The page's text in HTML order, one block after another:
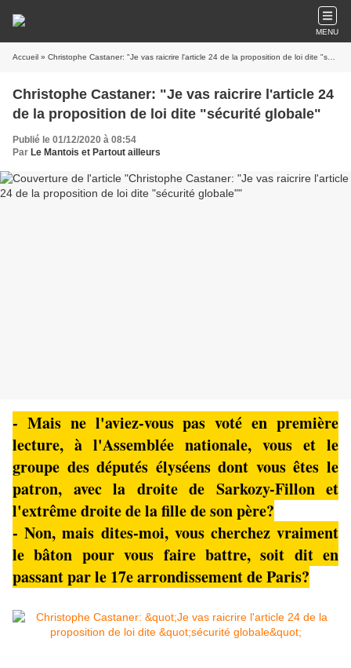
MENU
Accueil » Christophe Castaner: "Je vas raicrire l'article 24 de la proposition de loi dite "sécurité globale"
Christophe Castaner: "Je vas raicrire l'article 24
de la proposition de loi dite "sécurité globale"
Publié le 01/12/2020 à 08:54
Par Le Mantois et Partout ailleurs
- Mais ne l'aviez-vous pas voté en première
lecture, à l'Assemblée nationale, vous et le
groupe des députés élyséens dont vous êtes le
patron, avec la droite de Sarkozy-Fillon et
l'extrême droite de la fille de son père?
- Non, mais dites-moi, vous cherchez vraiment
le bâton pour vous faire battre, soit dit en
passant par le 17e arrondissement de Paris?